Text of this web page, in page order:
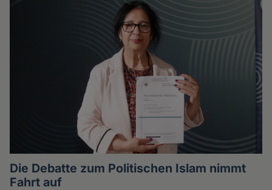
Die Debatte zum Politischen Islam nimmt
Fahrt auf